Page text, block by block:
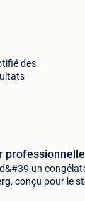
des
professionnelle
conçu pour le